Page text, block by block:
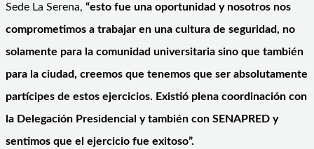
Sede La Serena, “esto fue una oportunidad y nosotros nos
comprometimos a trabajar en una cultura de seguridad, no
solamente para la comunidad universitaria sino que también
para la ciudad, creemos que tenemos que ser absolutamente
partícipes de estos ejercicios. Existió plena coordinación con
la Delegación Presidencial y también con SENAPRED y
sentimos que el ejercicio fue exitoso”.